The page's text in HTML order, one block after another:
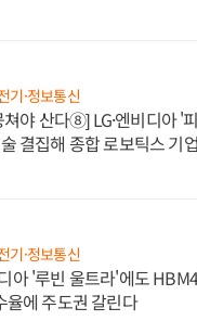
기·정보통신
야 산다⑧] LG·엔비디아 '
술 결집해 종합 로보틱스 기
기·정보통신
아 '루빈 울트라'에도
율에 주도권 갈린다